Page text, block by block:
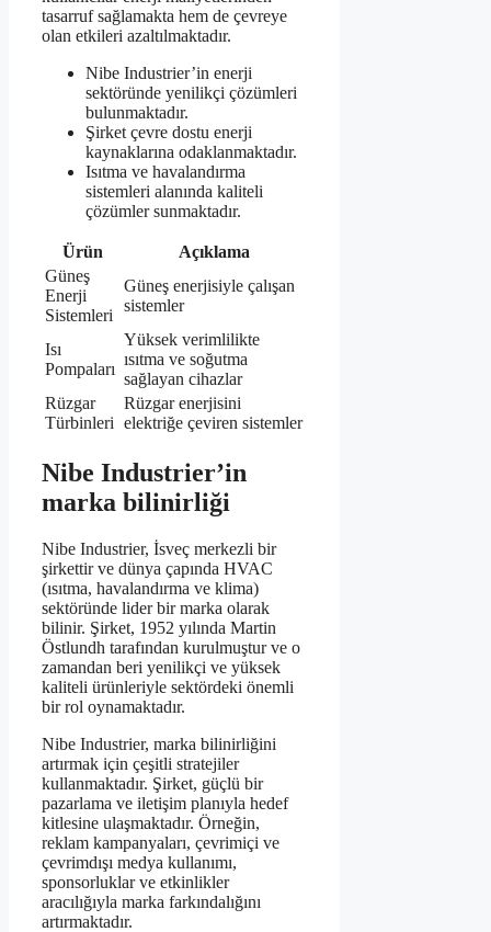
tasarruf sağlamakta hem de çevreye
olan etkileri azaltılmaktadır.
Nibe Industrier’in enerji
sektöründe yenilikçi çözümleri
bulunmaktadır.
Şirket çevre dostu enerji
kaynaklarına odaklanmaktadır.
Isıtma ve havalandırma
sistemleri alanında kaliteli
çözümler sunmaktadır.
Ürün
Açıklama
Güneş
Enerji
Sistemleri
Güneş enerjisiyle çalışan
sistemler
Isı
Pompaları
Yüksek verimlilikte
ısıtma ve soğutma
sağlayan cihazlar
Rüzgar
Türbinleri
Rüzgar enerjisini
elektriğe çeviren sistemler
Nibe Industrier’in
marka bilinirliği
Nibe Industrier, İsveç merkezli bir
şirkettir ve dünya çapında HVAC
(ısıtma, havalandırma ve klima)
sektöründe lider bir marka olarak
bilinir. Şirket, 1952 yılında Martin
Östlundh tarafından kurulmuştur ve o
zamandan beri yenilikçi ve yüksek
kaliteli ürünleriyle sektördeki önemli
bir rol oynamaktadır.
Nibe Industrier, marka bilinirliğini
artırmak için çeşitli stratejiler
kullanmaktadır. Şirket, güçlü bir
pazarlama ve iletişim planıyla hedef
kitlesine ulaşmaktadır. Örneğin,
reklam kampanyaları, çevrimiçi ve
çevrimdışı medya kullanımı,
sponsorluklar ve etkinlikler
aracılığıyla marka farkındalığını
artırmaktadır.